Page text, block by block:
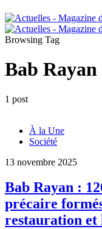
Browsing Tag
Bab Rayan
1 post
À la Une
Société
13 novembre 2025
Bab Rayan :
précaire
restauration et